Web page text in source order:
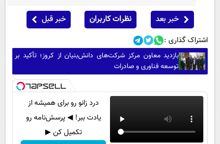
خبر بعد نظرات کاربران خبر قبل
اشتراک گذاری :
بازدید معاون مرکز شرکت‌های دانش‌بنیان از کروز؛ تأکید بر
توسعه فناوری و صادرات
درد زانو رو برای همیشه از
یادت ببر! ◀ پرسش‌نامه رو
تکمیل کن ▶